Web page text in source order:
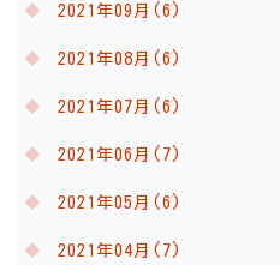
2021年09月(6)
2021年08月(6)
2021年07月(6)
2021年06月(7)
2021年05月(6)
2021年04月(7)